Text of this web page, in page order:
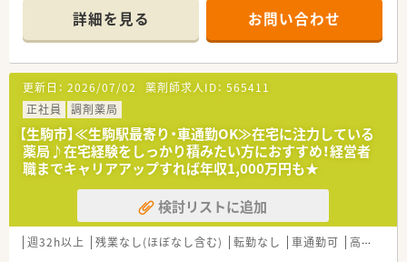
自分に合った通いやすい通勤手段を選べます。
■待合室が広々としていて、休憩室、調剤室も
広くスペースが確保されているのでゆとりを
もって働くことができます。
■1人ひとりのお客様と距離が近くコミュニケーションを
大切にされており、地域密着型の薬局です。
■服薬指導以外のお客様対応時も待合で待っている
お客様と膝をつき合わせ目線を合わせて会話をしていて、
対物業務ではなく対人業務を体現されている薬局です。
■外来だけでなく、在宅業務にも力を入れており、
居宅と施設の両方を担っています。
《こんな企業です》
■奈良県内に全3店舗薬局を開局されてます。
■お客様とのコミュニケーションを大切にしておられ、
明るい雰囲気の方が多くお勤めされています。
詳細を見る お問い合わせ
更新日： 2026/07/02 薬剤師求人ID： 565411
正社員
調剤薬局
【生駒市】≪生駒駅最寄り・車通勤OK≫在宅に注力している
薬局♪在宅経験をしっかり積みたい方におすすめ！経営者
職までキャリアアップすれば年収1,000万円も★
検討リストに追加
週32h以上 残業なし(ほぼなし含む) 転勤なし 車通勤可 高給与(600万円以上)